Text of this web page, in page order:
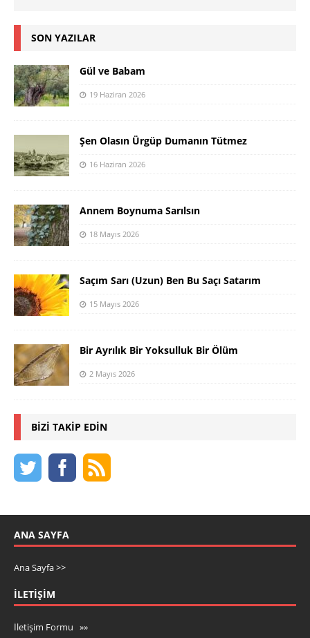
SON YAZILAR
Gül ve Babam
19 Haziran 2026
Şen Olasın Ürgüp Dumanın Tütmez
16 Haziran 2026
Annem Boynuma Sarılsın
18 Mayıs 2026
Saçım Sarı (Uzun) Ben Bu Saçı Satarım
15 Mayıs 2026
Bir Ayrılık Bir Yoksulluk Bir Ölüm
2 Mayıs 2026
BIZI TAKIP EDIN
ANA SAYFA
Ana Sayfa >>
İLETIŞIM
İletişim Formu »»